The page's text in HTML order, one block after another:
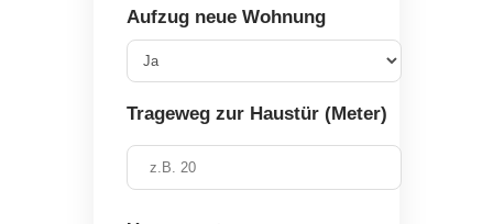
Aufzug neue Wohnung
Trageweg zur Haustür (Meter)